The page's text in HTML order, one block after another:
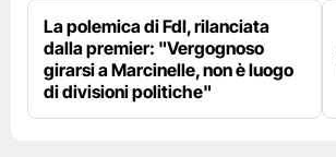
La polemica di FdI, rilanciata
dalla premier: "Vergognoso
girarsi a Marcinelle, non è luogo
di divisioni politiche"